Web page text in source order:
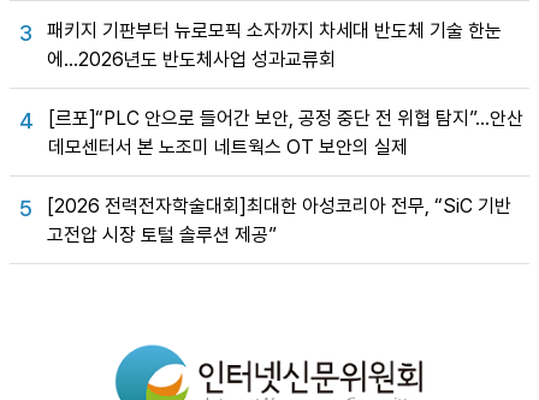
3
패키지 기판부터 뉴로모픽 소자까지 차세대 반도체 기술 한눈
에…2026년도 반도체사업 성과교류회
4
[르포]“PLC 안으로 들어간 보안, 공정 중단 전 위협 탐지”…안산
데모센터서 본 노조미 네트웍스 OT 보안의 실제
5
[2026 전력전자학술대회]최대한 아성코리아 전무, “SiC 기반
고전압 시장 토털 솔루션 제공”